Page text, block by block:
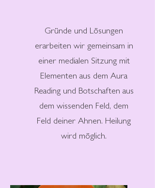
Gründe und Lösungen
erarbeiten wir gemeinsam in
einer medialen Sitzung mit
Elementen aus dem Aura
Reading und Botschaften aus
dem wissenden Feld, dem
Feld deiner Ahnen. Heilung
wird möglich.